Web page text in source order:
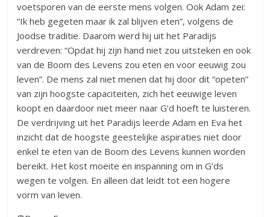
voetsporen van de eerste mens volgen. Ook Adam zei:
“Ik heb gegeten maar ik zal blijven eten”, volgens de
Joodse traditie. Daarom werd hij uit het Paradijs
verdreven: “Opdat hij zijn hand niet zou uitsteken en ook
van de Boom des Levens zou eten en voor eeuwig zou
leven”. De mens zal niet menen dat hij door dit “opeten”
van zijn hoogste capaciteiten, zich het eeuwige leven
koopt en daardoor niet meer naar G’d hoeft te luisteren.
De verdrijving uit het Paradijs leerde Adam en Eva het
inzicht dat de hoogste geestelijke aspiraties niet door
enkel te eten van de Boom des Levens kunnen worden
bereikt. Het kost moeite en inspanning om in G’ds
wegen te volgen. En alleen dat leidt tot een hogere
vorm van leven.